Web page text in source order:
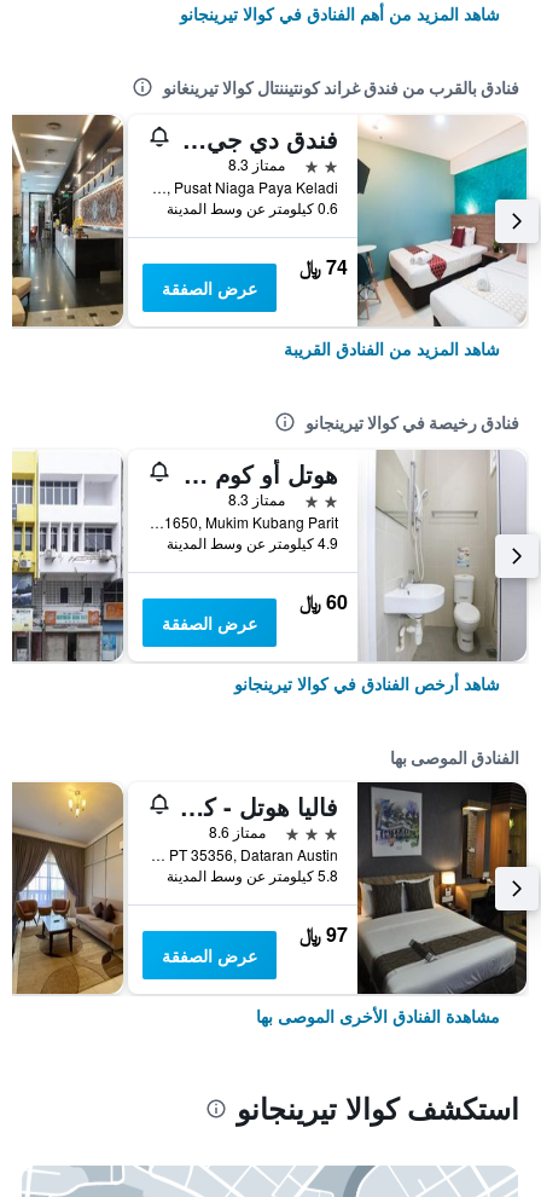
شاهد المزيد من أهم الفنادق في كوالا تيرينجانو
فنادق بالقرب من فندق غراند كونتيننتال كوالا تيرينغانو
فندق دي جي سيتي بوينت
2 نجمتين
ممتاز 8.3
No.16, Pusat Niaga Paya Keladi, كوالا تيرينجانو, ماليزيا
0.6 كيلومتر عن وسط المدينة
74 ﷼
عرض الصفقة
شاهد المزيد من الفنادق القريبة
فنادق رخيصة في كوالا تيرينجانو
هوتل أو كوم إن بريميوم
2 نجمتين
ممتاز 8.3
Lot PT 1650, Mukim Kubang Parit, كوالا تيرينجانو, ماليزيا
4.9 كيلومتر عن وسط المدينة
60 ﷼
عرض الصفقة
شاهد أرخص الفنادق في كوالا تيرينجانو
الفنادق الموصى بها
فاليا هوتل - كوالا تيرينغانو
3 نجوم
ممتاز 8.6
Lot PT 35356, Dataran Austin, كوالا تيرينجانو, ماليزيا
5.8 كيلومتر عن وسط المدينة
97 ﷼
عرض الصفقة
مشاهدة الفنادق الأخرى الموصى بها
استكشف كوالا تيرينجانو